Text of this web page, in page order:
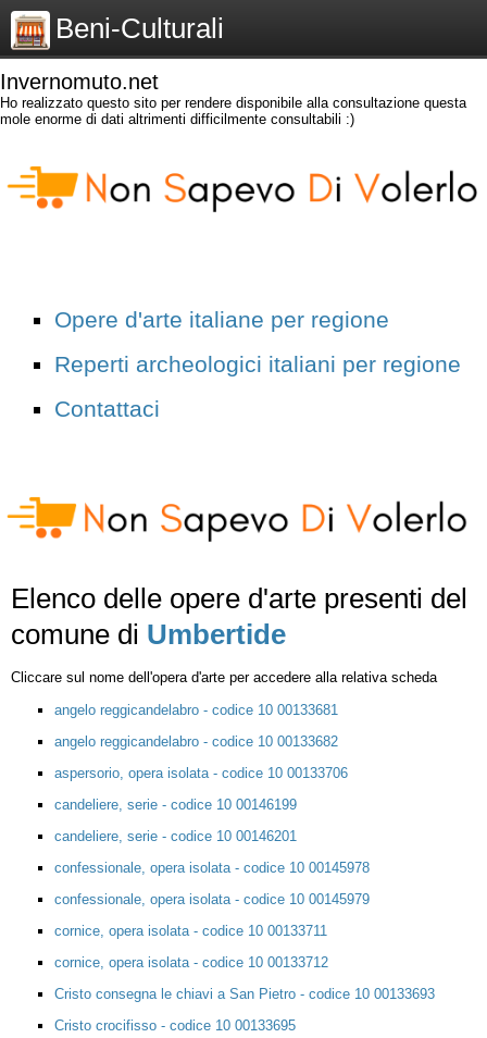
Beni-Culturali
Invernomuto.net
Ho realizzato questo sito per rendere disponibile alla consultazione questa
mole enorme di dati altrimenti difficilmente consultabili :)
Opere d'arte italiane per regione
Reperti archeologici italiani per regione
Contattaci
Elenco delle opere d'arte presenti del
comune di Umbertide
Cliccare sul nome dell'opera d'arte per accedere alla relativa scheda
angelo reggicandelabro - codice 10 00133681
angelo reggicandelabro - codice 10 00133682
aspersorio, opera isolata - codice 10 00133706
candeliere, serie - codice 10 00146199
candeliere, serie - codice 10 00146201
confessionale, opera isolata - codice 10 00145978
confessionale, opera isolata - codice 10 00145979
cornice, opera isolata - codice 10 00133711
cornice, opera isolata - codice 10 00133712
Cristo consegna le chiavi a San Pietro - codice 10 00133693
Cristo crocifisso - codice 10 00133695